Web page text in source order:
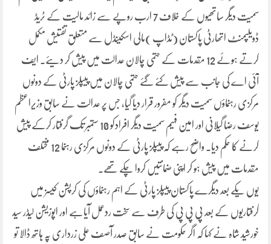
سمیت دیگر ساتھیوں کے خلاف 7 ارب روپے سے زائد مالیت کے ٹریڈ
ڈویلپمنٹ اتھارٹی پاکستان (ٹڈاپ )مالی اسکینڈل سے متعلق تفتیش مکمل
کرتے ہوئے 12 مقدمات کے حتمی چالان عدالت میں پیش کر دیئے۔ ایف
آئی اے کی جانب سے پیش کئے گئے حتمی چالان میں پیپلز پارٹی کے دونوں
مرکزی رہنماؤں سمیت دیگر کو مفرور قرار دیا گیا، جس پر عدالت نے سابق وزیراعظم
یوسف رضا گیلانی اور امین فہیم سمیت دیگر افرادکو 10 ستمبر تک گرفتار کرکے پیش
کرنے کا حکم دیا۔ واضح رہے کہ پیپلز پارٹی کے دونوں مرکزی رہنما 12 مختلف
مقدمات میں پیش ہو کر اپنی ضمانتیں کروا چکے تھے۔
یوں یکے بعد دیگرے پاکستان پیپلز پارٹی کے اہم رہنماؤں کی کرپشن کیسز میں
گرفتاریوں کے بعد پی پی پی کی طرف سے سخت ردعمل آیاہے اور اپوزیشن لیڈر سید
خورشید شاہ نے کہا کہ اگر حکومت نے سابق صدر آصف علی زرداری پہ ہاتھ ڈالا تو